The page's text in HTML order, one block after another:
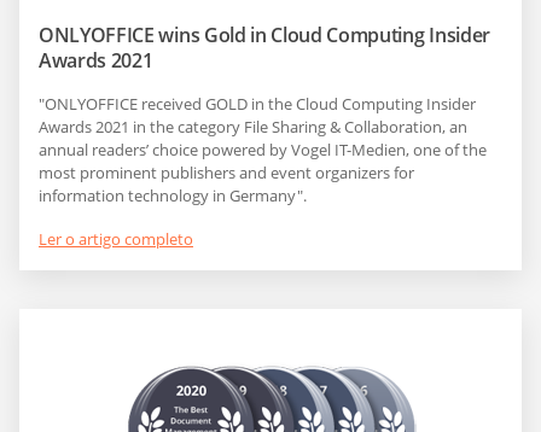
ONLYOFFICE wins Gold in Cloud Computing Insider
Awards 2021
"ONLYOFFICE received GOLD in the Cloud Computing Insider
Awards 2021 in the category File Sharing & Collaboration, an
annual readers’ choice powered by Vogel IT-Medien, one of the
most prominent publishers and event organizers for
information technology in Germany".
Ler o artigo completo